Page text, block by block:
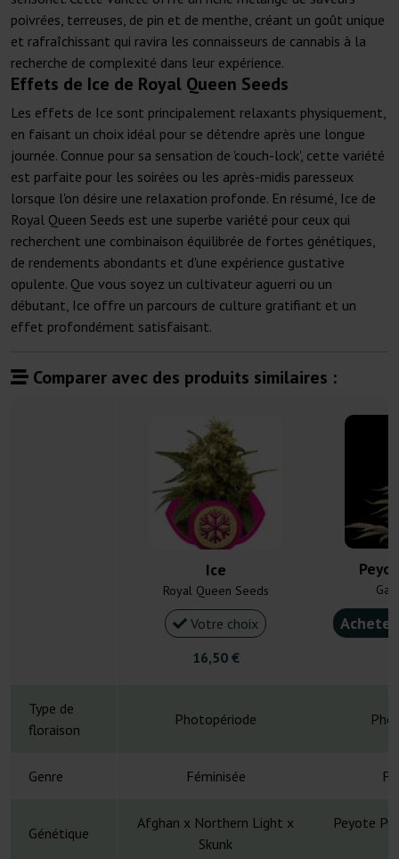
poivrées, terreuses, de pin et de menthe, créant un goût unique
et rafraîchissant qui ravira les connaisseurs de cannabis à la
recherche de complexité dans leur expérience.
Effets de Ice de Royal Queen Seeds
Les effets de Ice sont principalement relaxants physiquement,
en faisant un choix idéal pour se détendre après une longue
journée. Connue pour sa sensation de 'couch-lock', cette variété
est parfaite pour les soirées ou les après-midis paresseux
lorsque l'on désire une relaxation profonde. En résumé, Ice de
Royal Queen Seeds est une superbe variété pour ceux qui
recherchent une combinaison équilibrée de fortes génétiques,
de rendements abondants et d'une expérience gustative
opulente. Que vous soyez un cultivateur aguerri ou un
débutant, Ice offre un parcours de culture gratifiant et un
effet profondément satisfaisant.
Comparer avec des produits similaires :
Ice
Royal Queen Seeds
Votre choix
16,50 €
Type de
floraison
Photopériode
Genre Féminisée
Génétique
Afghan x Northern Light x
Skunk
Peyote